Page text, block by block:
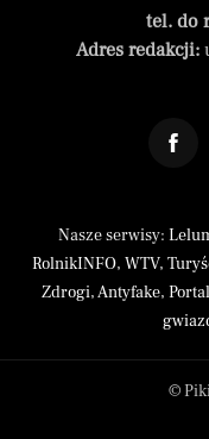
tel. do
Adres redakcji:
Nasze serwisy:
RolnikINFO, WTV,
Zdrogi,Antyfake,
©